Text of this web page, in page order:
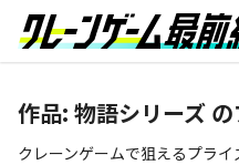
作品: 物語シリーズ
クレーンゲームで狙えるプラ